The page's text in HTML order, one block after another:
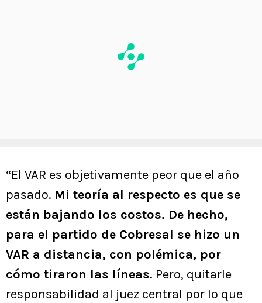
“El VAR es objetivamente peor que el año
pasado. Mi teoría al respecto es que se
están bajando los costos. De hecho,
para el partido de Cobresal se hizo un
VAR a distancia, con polémica, por
cómo tiraron las líneas. Pero, quitarle
responsabilidad al juez central por lo que